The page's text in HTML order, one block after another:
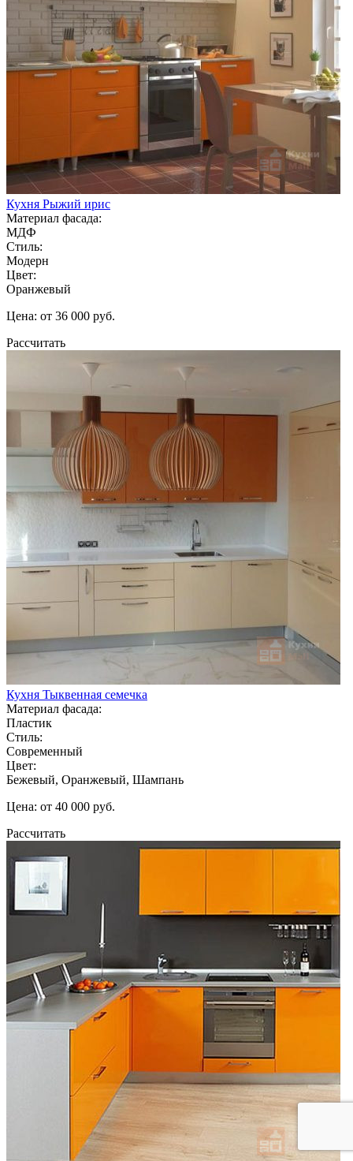
Кухня Рыжий ирис
Материал фасада:
МДФ
Стиль:
Модерн
Цвет:
Оранжевый
Цена: от 36 000 руб.
Рассчитать
Кухня Тыквенная семечка
Материал фасада:
Пластик
Стиль:
Современный
Цвет:
Бежевый, Оранжевый, Шампань
Цена: от 40 000 руб.
Рассчитать